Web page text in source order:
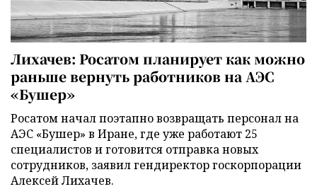
Лихачев: Росатом планирует как можно
раньше вернуть работников на АЭС
«Бушер»
Росатом начал поэтапно возвращать персонал на
АЭС «Бушер» в Иране, где уже работают 25
специалистов и готовится отправка новых
сотрудников, заявил гендиректор госкорпорации
Алексей Лихачев.